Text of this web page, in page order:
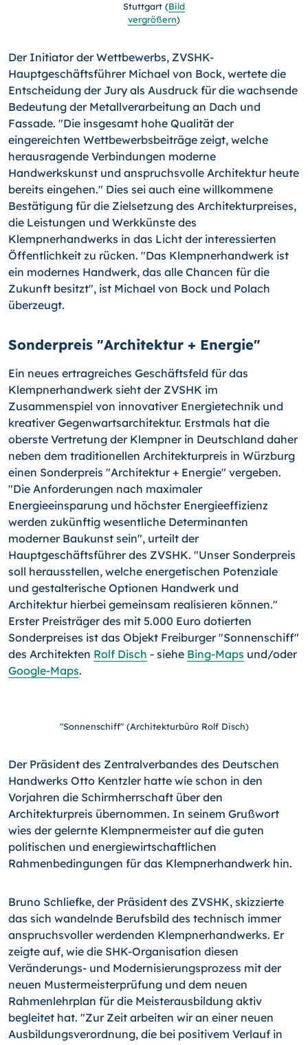
Stuttgart (Bild
vergrößern)
Der Initiator der Wettbewerbs, ZVSHK-
Hauptgeschäftsführer Michael von Bock, wertete die
Entscheidung der Jury als Ausdruck für die wachsende
Bedeutung der Metallver­arbei­tung an Dach und
Fassade. "Die insgesamt hohe Qualität der
eingereichten Wettbewerbsbeiträge zeigt, welche
herausragende Verbindungen moderne
Handwerkskunst und anspruchsvolle Architektur heute
bereits eingehen." Dies sei auch eine willkommene
Bestätigung für die Zielsetzung des Architekturpreises,
die Leistungen und Werkkünste des
Klempnerhandwerks in das Licht der interessierten
Öffentlichkeit zu rücken. "Das Klempnerhandwerk ist
ein modernes Handwerk, das alle Chancen für die
Zukunft besitzt", ist Michael von Bock und Polach
überzeugt.
Sonderpreis "Architektur + Energie"
Ein neues ertragreiches Geschäftsfeld für das
Klempnerhandwerk sieht der ZVSHK im
Zusammenspiel von innovativer Energietechnik und
kreativer Gegenwartsarchitektur. Erstmals hat die
oberste Vertretung der Klempner in Deutschland daher
neben dem traditionellen Architekturpreis in Würzburg
einen Sonderpreis "Architektur + Energie" vergeben.
"Die Anforderungen nach maximaler
Energieeinsparung und höchster Energieeffizienz
werden zukünftig wesentliche Determinanten
moderner Baukunst sein", urteilt der
Hauptgeschäftsführer des ZVSHK. "Unser Sonderpreis
soll herausstellen, welche energetischen Potenziale
und gestalterische Optionen Handwerk und
Architektur hierbei gemeinsam realisieren können."
Erster Preisträger des mit 5.000 Euro dotierten
Sonderpreises ist das Objekt Freiburger "Sonnenschiff"
des Architekten Rolf Disch - siehe Bing-Maps und/oder
Google-Maps.
"Sonnenschiff" (Architekturbüro Rolf Disch)
Der Präsident des Zentralverbandes des Deutschen
Handwerks Otto Kentzler hatte wie schon in den
Vorjahren die Schirmherrschaft über den
Architekturpreis übernommen. In seinem Grußwort
wies der gelernte Klempnermeister auf die guten
politischen und energiewirtschaftlichen
Rahmenbedingungen für das Klempnerhandwerk hin.
Bruno Schliefke, der Präsident des ZVSHK, skizzierte
das sich wandelnde Berufsbild des technisch immer
anspruchsvoller werdenden Klempnerhandwerks. Er
zeigte auf, wie die SHK-Organisation diesen
Veränderungs- und Modernisierungsprozess mit der
neuen Mustermeisterprüfung und dem neuen
Rahmenlehrplan für die Meisterausbildung aktiv
begleitet hat. "Zur Zeit arbeiten wir an einer neuen
Ausbildungsverordnung, die bei positivem Verlauf in